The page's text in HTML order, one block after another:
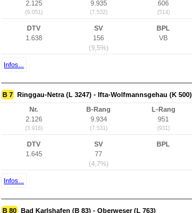
2.125
(9.051)
9.935
(7.532)
606
(514)
DTV
1.638
SV
156
(9,5%)
BPL
VB
Infos...
B 7 Ringgau-Netra (L 3247) - Ifta-Wolfmannsgehau (K 500)
Nr.
2.126
(3.916)
B-Rang
9.934
(7.531)
L-Rang
951
(931)
DTV
1.645
SV
77
(4,7%)
BPL
Infos...
B 80 Bad Karlshafen (B 83) - Oberweser (L 763)